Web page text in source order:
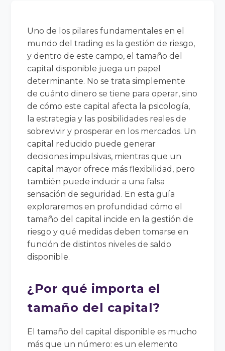
Uno de los pilares fundamentales en el
mundo del trading es la gestión de riesgo,
y dentro de este campo, el tamaño del
capital disponible juega un papel
determinante. No se trata simplemente
de cuánto dinero se tiene para operar, sino
de cómo este capital afecta la psicología,
la estrategia y las posibilidades reales de
sobrevivir y prosperar en los mercados. Un
capital reducido puede generar
decisiones impulsivas, mientras que un
capital mayor ofrece más flexibilidad, pero
también puede inducir a una falsa
sensación de seguridad. En esta guía
exploraremos en profundidad cómo el
tamaño del capital incide en la gestión de
riesgo y qué medidas deben tomarse en
función de distintos niveles de saldo
disponible.
¿Por qué importa el
tamaño del capital?
El tamaño del capital disponible es mucho
más que un número: es un elemento